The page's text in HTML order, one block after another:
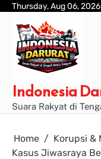
Skip
content
Thursday, Aug 06, 2026
Indonesia
Suara Rakyat di
Home
Korupsi &
Kasus Jiwasraya